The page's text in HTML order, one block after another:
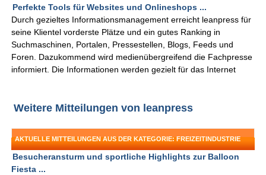
Perfekte Tools für Websites und Onlineshops ...
Durch gezieltes Informationsmanagement erreicht leanpress für
seine Klientel vorderste Plätze und ein gutes Ranking in
Suchmaschinen, Portalen, Pressestellen, Blogs, Feeds und
Foren. Dazukommend wird medienübergreifend die Fachpresse
informiert. Die Informationen werden gezielt für das Internet
Weitere Mitteilungen von leanpress
AKTUELLE MITTEILUNGEN AUS DER KATEGORIE: FREIZEITINDUSTRIE
Besucheransturm und sportliche Highlights zur Balloon
Fiesta ...